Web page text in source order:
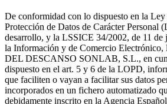
De conformidad con lo dispuesto en la
Protección de Datos de Carácter Personal
desarrollo, y la LSSICE 34/2002, de 11 de
la Información y de Comercio
DEL DESCANSO SONLAB, S.L., en
dispuesto en el art. 5 y 6 de la LOPD,
que faciliten o vayan a facilitar sus datos
incorporados en un fichero automatizado
debidamente inscrito en la Agencia